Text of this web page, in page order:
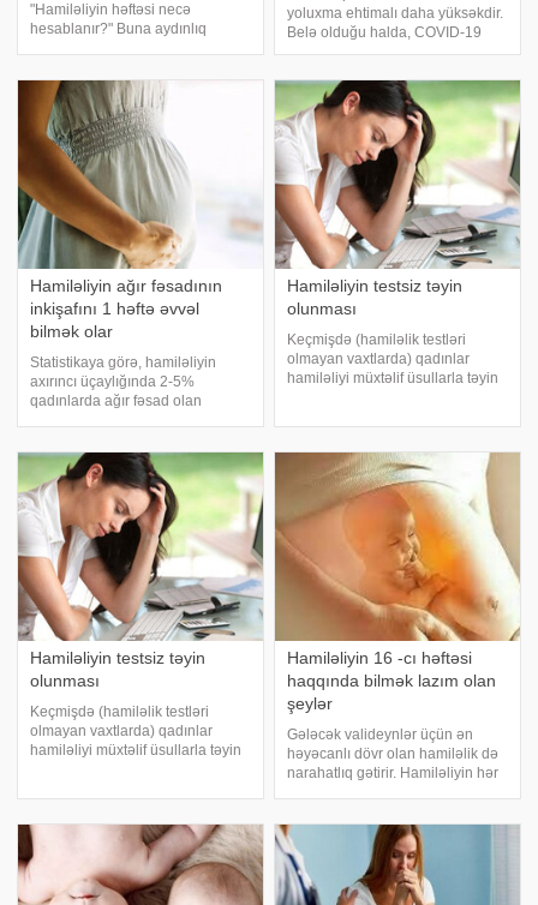
"Hamiləliyin həftəsi necə
hesablanır?" Buna aydınlıq
Hamiləliyin müddəti və doğuşun
vaxtının hesablanması
anamnestik və obyekti
yoluxma ehtimalı daha yüksəkdir.
Belə olduğu halda, COVID-19
doğuşdan sonra qanaxmaya,
uşaqsalmaya səbəb ola bilər. -a
istinadən xəbər verir ki, bu
barədə rusiyal
Hamiləliyin ağır fəsadının
inkişafını 1 həftə əvvəl
bilmək olar
Statistikaya görə, hamiləliyin
axırıncı üçaylığında 2-5%
qadınlarda ağır fəsad olan
formalarında qadında beyin qan
dövranı kəskin pozulur ki,
nəticədə qadın və körpə həla
Hamiləliyin testsiz təyin
olunması
Keçmişdə (hamiləlik testləri
olmayan vaxtlarda) qadınlar
hamiləliyi müxtəlif üsullarla təyin
görən qadın hamilədir
Hamiləliyin testsiz təyin
olunması
Keçmişdə (hamiləlik testləri
olmayan vaxtlarda) qadınlar
hamiləliyi müxtəlif üsullarla təyin
görən qadın hamilədir
Hamiləliyin 16 -cı həftəsi
haqqında bilmək lazım olan
şeylər
Gələcək valideynlər üçün ən
həyəcanlı dövr olan hamiləlik də
narahatlıq gətirir. Hamiləliyin hər
sağlam olub -olmaması ilə bağlı
narahatlıq da ola bilər. 16 həftəlik
hamiləli